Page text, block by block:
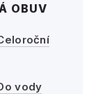
OBUV
vody